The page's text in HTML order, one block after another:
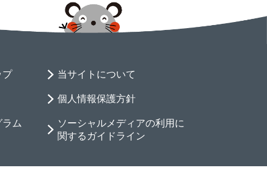
プ
ム
当サイトについて
個人情報保護方針
ソーシャルメディアの利用に
関するガイドライン